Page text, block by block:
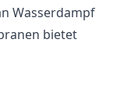
Wasserdampf
bietet